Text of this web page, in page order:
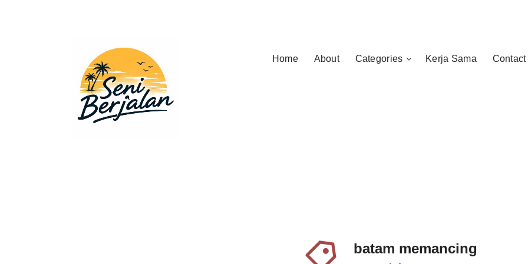
Home About Categories Kerja Sama Contact
batam memancing